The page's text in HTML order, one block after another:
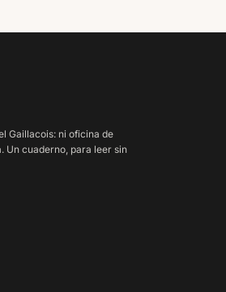
Gaillacois: ni oficina de
Un cuaderno, para leer sin